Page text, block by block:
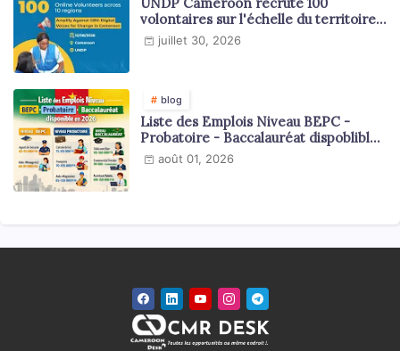
volontaires sur l'échelle du territoire
national
juillet 30, 2026
blog
Liste des Emplois Niveau BEPC -
Probatoire - Baccalauréat dispoblible
en 2026
août 01, 2026